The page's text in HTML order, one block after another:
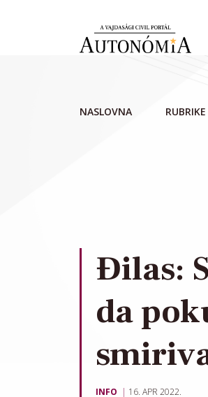
NASLOVNA RUBRIKE
Đilas:
da
INFO 16. APR 2022.